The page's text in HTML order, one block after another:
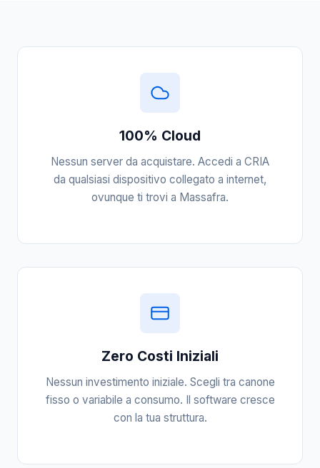
100% Cloud
Nessun server da acquistare. Accedi a CRIA
da qualsiasi dispositivo collegato a internet,
ovunque ti trovi a Massafra.
Zero Costi Iniziali
Nessun investimento iniziale. Scegli tra canone
fisso o variabile a consumo. Il software cresce
con la tua struttura.